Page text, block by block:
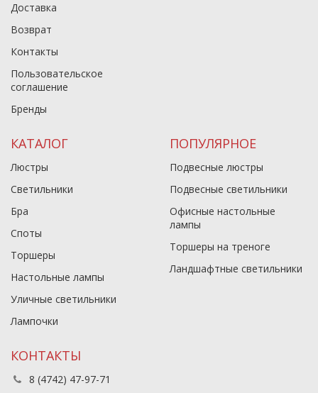
Доставка
Возврат
Контакты
Пользовательское
соглашение
Бренды
КАТАЛОГ
Люстры
Светильники
Бра
Споты
Торшеры
Настольные лампы
Уличные светильники
Лампочки
ПОПУЛЯРНОЕ
Подвесные люстры
Подвесные светильники
Офисные настольные
лампы
Торшеры на треноге
Ландшафтные светильники
КОНТАКТЫ
8 (4742) 47-97-71